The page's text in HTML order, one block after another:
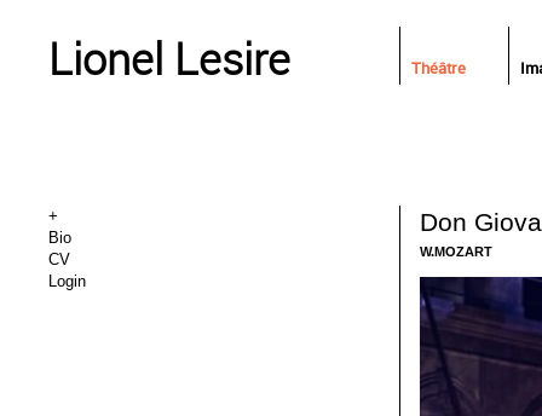
Lionel Lesire Théâtre
+
Bio
CV
Login
Don
W.MOZART